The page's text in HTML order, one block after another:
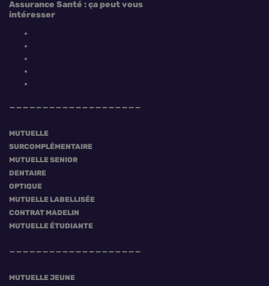
MUTUELLE
SURCOMPLÉMENTAIRE
MUTUELLE SENIOR
DENTAIRE
OPTIQUE
MUTUELLE LABELLISÉE
CONTRAT MADELIN
MUTUELLE ÉTUDIANTE
MUTUELLE JEUNE
Assurance Santé : ça peut vous
intéresser